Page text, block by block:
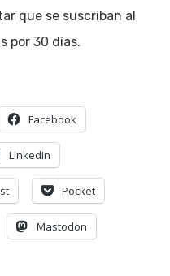
que se suscriban al
por 30 días.
Facebook
LinkedIn
Pocket
Mastodon